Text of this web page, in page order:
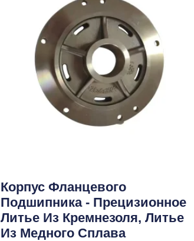
Корпус Фланцевого
Подшипника - Прецизионное
Литье Из Кремнезоля, Литье
Из Медного Сплава